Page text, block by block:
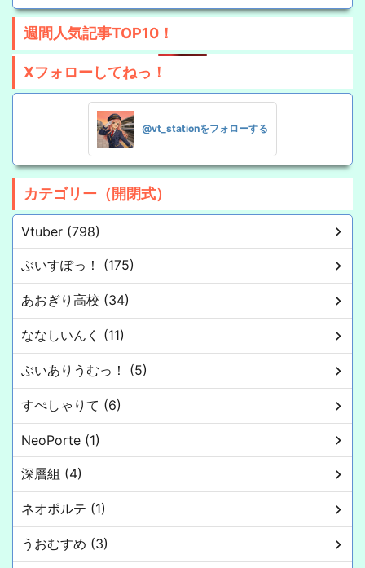
週間人気記事TOP10！
Xフォローしてねっ！
@vt_stationをフォローする
カテゴリー（開閉式）
Vtuber (798)
ぶいすぽっ！ (175)
あおぎり高校 (34)
ななしいんく (11)
ぶいありうむっ！ (5)
すぺしゃりて (6)
NeoPorte (1)
深層組 (4)
ネオポルテ (1)
うおむすめ (3)